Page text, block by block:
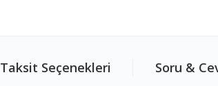
Taksit Seçenekleri Soru &